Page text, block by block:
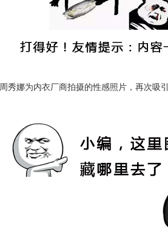
周秀娜为内衣厂商拍摄的性感照片，再次吸